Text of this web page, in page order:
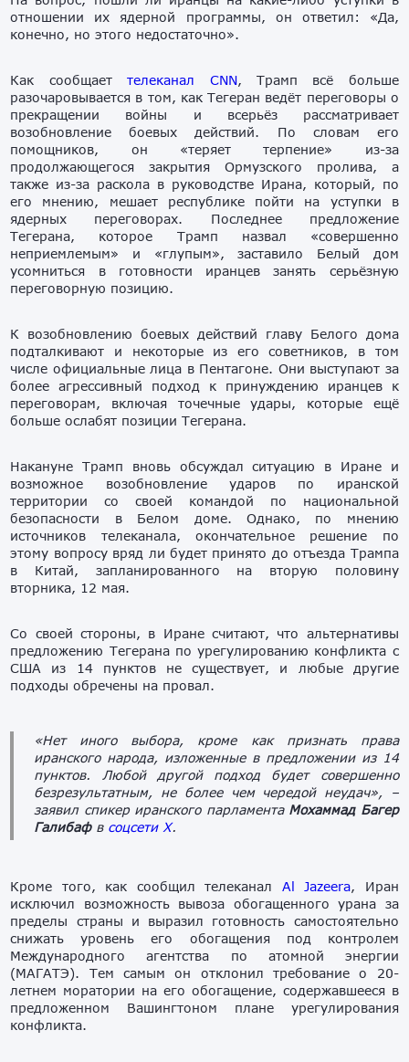
отношении
их ядерной программы, он ответил:
«Да,
конечно, но этого недостаточно».
Как сообщаеттелеканал CNN, Трамп всё больше
разочаровывается в том, как Тегеран ведёт переговоры о
прекращении войны и всерьёз рассматривает
возобновление боевых действий. По словам его
помощников, он «теряет терпение» из-за
продолжающегося закрытия Ормузского пролива, а
также из-за раскола в руководстве Ирана, который, по
его мнению, мешает республике пойти на уступки в
ядерных переговорах. Последнее предложение
Тегерана, которое Трамп назвал «совершенно
неприемлемым» и «глупым», заставило Белый дом
усомниться в готовности иранцев занять серьёзную
переговорную позицию.
К возобновлению боевых действий главу Белого дома
подталкивают и некоторые из его советников, в том
числе официальные лица в Пентагоне. Они выступают за
более агрессивный подход к принуждению иранцев к
переговорам, включая точечные удары, которые ещё
больше ослабят позиции Тегерана.
Накануне Трамп вновь обсуждал ситуацию в Иране и
возможное возобновление ударов по иранской
территории со своей командой по национальной
безопасности в Белом доме. Однако, по мнению
источников телеканала, окончательное решение по
этому вопросу вряд ли будет принято до отъезда Трампа
в Китай, запланированного на вторую половину
вторника, 12 мая.
Со своей стороны, в Иране считают, что альтернативы
предложению Тегерана по урегулированию конфликта с
США из 14 пунктов не существует, и любые другие
подходы обречены на провал.
«Нет иного выбора, кроме как признать права
иранского народа, изложенные в предложении из 14
пунктов. Любой другой подход будет совершенно
безрезультатным, не более чем чередой неудач», –
заявил спикер иранского парламента Мохаммад Багер
Галибафв соцсети X.
Кроме того, как сообщил телеканал Al Jazeera, Иран
исключил возможность вывоза обогащенного урана за
пределы страны и выразил готовность самостоятельно
снижать уровень его обогащения под контролем
Международного агентства по атомной энергии
(МАГАТЭ). Тем самым он отклонил требование о 20-
летнем моратории на его обогащение, содержавшееся в
предложенном Вашингтоном плане урегулирования
конфликта.